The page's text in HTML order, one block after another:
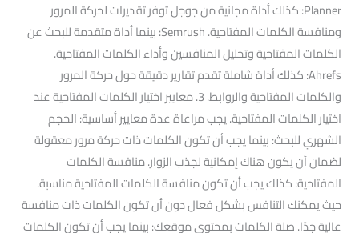
Planner: كذلك أداة مجانية من جوجل توفر تقديرات لحركة المرور
ومنافسة الكلمات المفتاحية. Semrush: بينما أداة متقدمة للبحث عن
الكلمات المفتاحية وتحليل المنافسين وأداء الكلمات المفتاحية.
Ahrefs: كذلك أداة شاملة تقدم تقارير دقيقة حول حركة المرور
والكلمات المفتاحية والروابط. 3. معايير اختيار الكلمات المفتاحية عند
اختيار الكلمات المفتاحية. يجب مراعاة عدة معايير أساسية: الحجم
الشهري للبحث: بينما يجب أن تكون الكلمات ذات حركة مرور معقولة
لضمان أن يكون هناك إمكانية لجذب الزوار. منافسة الكلمات
المفتاحية: كذلك يجب أن تكون منافسة الكلمات المفتاحية مناسبة.
حيث يمكنك التنافس بشكل فعال دون أن تكون الكلمات ذات منافسة
عالية جدًا. صلة الكلمات بمحتوى موقعك: بينما يجب أن تكون الكلمات